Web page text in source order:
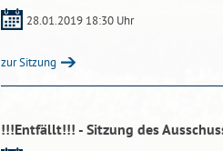
28.01.2019 18:30 Uhr
zur Sitzung
!!!Entfällt!!! - Sitzung des